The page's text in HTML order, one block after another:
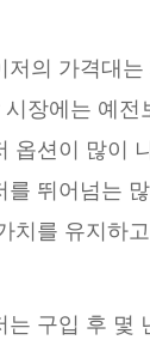
의 가격대는
장에는 예전
옵션이 많이
를 뛰어넘는
치를 유지하
는 구입 후 몇